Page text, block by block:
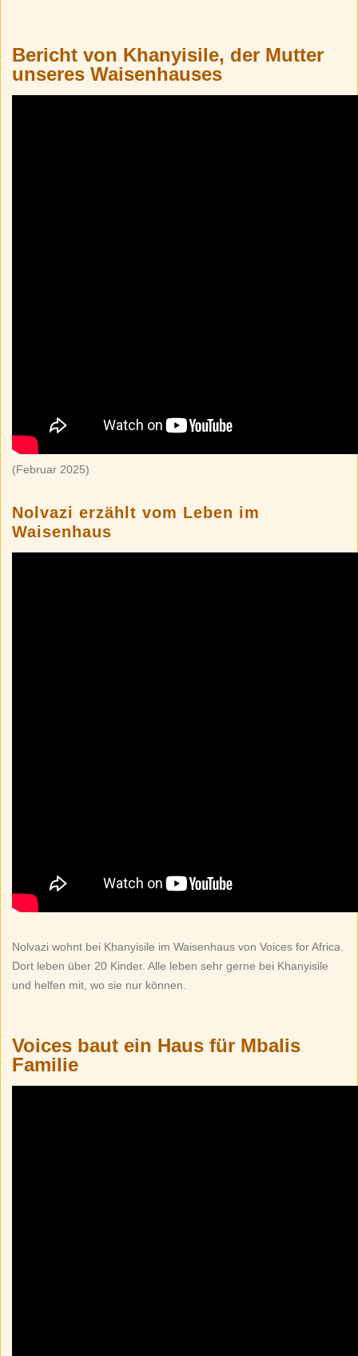
Bericht von Khanyisile, der Mutter
unseres Waisenhauses
(Februar 2025)
Nolvazi erzählt vom Leben im
Waisenhaus
Nolvazi wohnt bei Khanyisile im Waisenhaus von Voices for Africa.
Dort leben über 20 Kinder. Alle leben sehr gerne bei Khanyisile
und helfen mit, wo sie nur können.
Voices baut ein Haus für Mbalis
Familie